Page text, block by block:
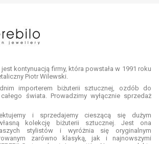
kontynuacją firmy, która powstała w 1991 roku
Piotr Wilewski.
importerem biżuterii sztucznej, ozdób do
świata. Prowadzimy wyłącznie sprzedaż
i sprzedajemy cieszącą się dużym
kolekcję biżuterii sztucznej. Jest ona
stylistów i wyróżnia się oryginalnym
zarówno klasyką, jak i najnowszymi